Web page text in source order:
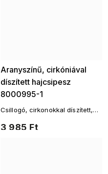
Aranyszínű, cirkóniával
díszített hajcsipesz
8000995-1
3 985 Ft
Csillogó, cirkonokkal díszített,